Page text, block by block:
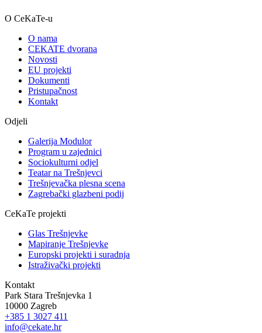
O CeKaTe-u
O nama
CEKATE dvorana
Novosti
EU projekti
Dokumenti
Pristupačnost
Kontakt
Odjeli
Galerija Modulor
Program u zajednici
Sociokulturni odjel
Teatar na Trešnjevci
Trešnjevačka plesna scena
Zagrebački glazbeni podij
CeKaTe projekti
Glas Trešnjevke
Mapiranje Trešnjevke
Europski projekti i suradnja
Istraživački projekti
Kontakt
Park Stara Trešnjevka 1
10000 Zagreb
+385 1 3027 411
info@cekate.hr